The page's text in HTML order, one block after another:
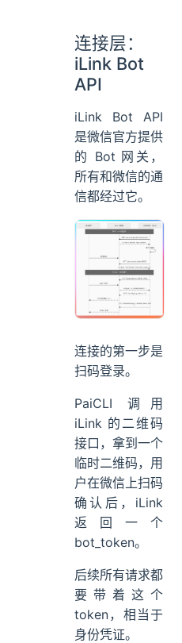
连接层：
iLink Bot
API
iLink Bot API
是微信官方提供
的 Bot 网关，
所有和微信的通
信都经过它。
连接的第一步是
扫码登录。
PaiCLI 调用
iLink 的二维码
接口，拿到一个
临时二维码，用
户在微信上扫码
确认后，iLink
返回一个
bot_token。
后续所有请求都
要带着这个
token，相当于
身份凭证。